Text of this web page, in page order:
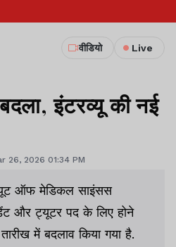
वीडियो Live
इंटरव्यू की नई
26, 2026 01:34 PM
ऑफ मेडिकल साइंसस
और ट्यूटर पद के लिए होने
में बदलाव किया गया है.